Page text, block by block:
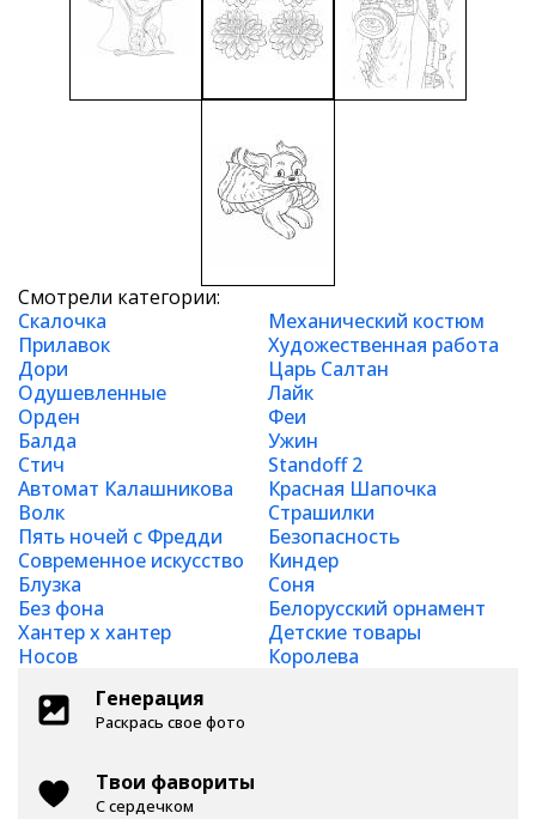
Смотрели категории:
Скалочка
Механический костюм
Прилавок
Художественная работа
Дори
Царь Салтан
Одушевленные
Лайк
Орден
Феи
Балда
Ужин
Стич
Standoff 2
Автомат Калашникова
Красная Шапочка
Волк
Страшилки
Пять ночей с Фредди
Безопасность
Современное искусство
Киндер
Блузка
Соня
Без фона
Белорусский орнамент
Хантер х хантер
Детские товары
Носов
Королева
Генерация
Раскрась свое фото
Твои фавориты
С сердечком